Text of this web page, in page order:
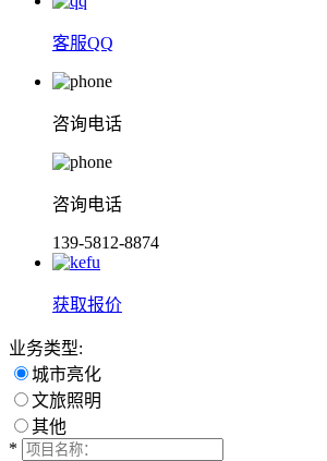
客服QQ
咨询电话
咨询电话
139-5812-8874
获取报价
业务类型:
城市亮化
文旅照明
其他
*